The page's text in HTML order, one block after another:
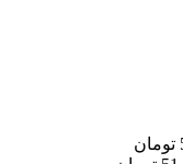
قیمت اصلی: 53,800,000 تومان